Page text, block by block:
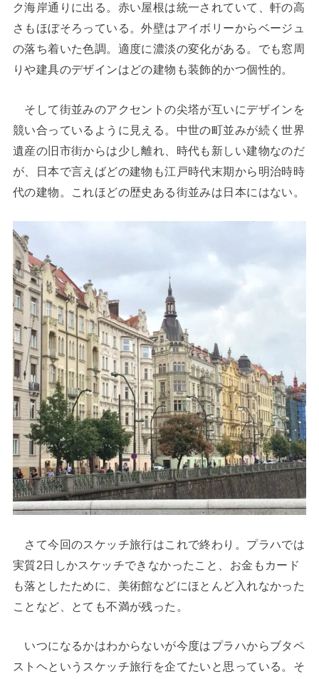
ク海岸通りに出る。赤い屋根は統一されていて、軒の高
さもほぼそろっている。外壁はアイボリーからベージュ
の落ち着いた色調。適度に濃淡の変化がある。でも窓周
りや建具のデザインはどの建物も装飾的かつ個性的。
そして街並みのアクセントの尖塔が互いにデザインを
競い合っているように見える。中世の町並みが続く世界
遺産の旧市街からは少し離れ、時代も新しい建物なのだ
が、日本で言えばどの建物も江戸時代末期から明治時時
代の建物。これほどの歴史ある街並みは日本にはない。
さて今回のスケッチ旅行はこれで終わり。プラハでは
実質2日しかスケッチできなかったこと、お金もカード
も落としたために、美術館などにほとんど入れなかった
ことなど、とても不満が残った。
いつになるかはわからないが今度はプラハからブタペ
ストヘというスケッチ旅行を企てたいと思っている。そ